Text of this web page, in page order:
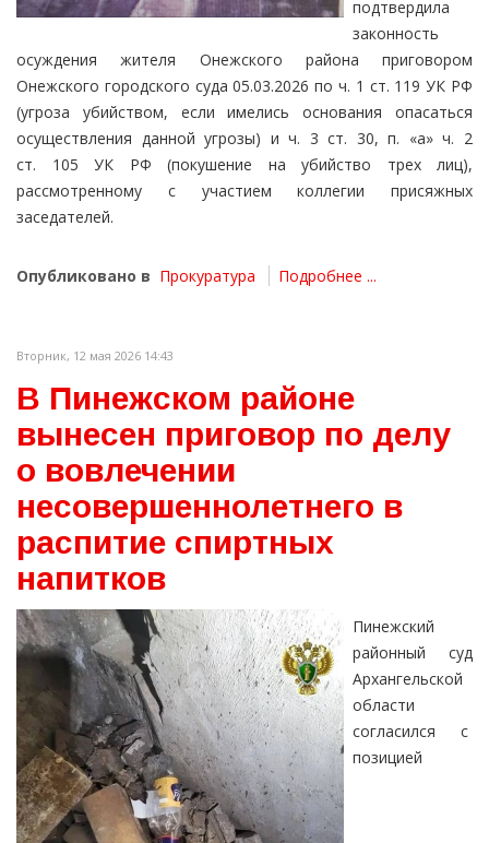
подтвердила
законность
осуждения жителя Онежского района приговором
Онежского городского суда 05.03.2026 по ч. 1 ст. 119 УК РФ
(угроза убийством, если имелись основания опасаться
осуществления данной угрозы) и ч. 3 ст. 30, п. «а» ч. 2
ст. 105 УК РФ (покушение на убийство трех лиц),
рассмотренному с участием коллегии присяжных
заседателей.
Опубликовано в Прокуратура Подробнее ...
Вторник, 12 мая 2026 14:43
В Пинежском районе
вынесен приговор по делу
о вовлечении
несовершеннолетнего в
распитие спиртных
напитков
Пинежский
районный суд
Архангельской
области
согласился с
позицией